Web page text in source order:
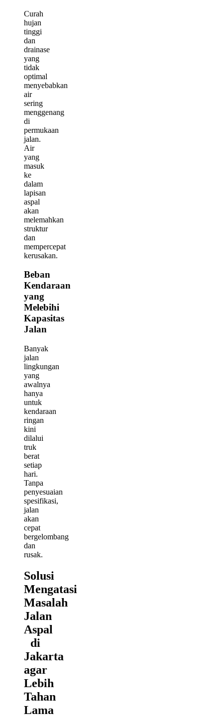
Curah
hujan
tinggi
dan
drainase
yang
tidak
optimal
menyebabkan
air
sering
menggenang
di
permukaan
jalan.
Air
yang
masuk
ke
dalam
lapisan
aspal
akan
melemahkan
struktur
dan
mempercepat
kerusakan.
Beban
Kendaraan
yang
Melebihi
Kapasitas
Jalan
Banyak
jalan
lingkungan
yang
awalnya
hanya
untuk
kendaraan
ringan
kini
dilalui
truk
berat
setiap
hari.
Tanpa
penyesuaian
spesifikasi,
jalan
akan
cepat
bergelombang
dan
rusak.
Solusi
Mengatasi
Masalah
Jalan
Aspal
di
Jakarta
agar
Lebih
Tahan
Lama